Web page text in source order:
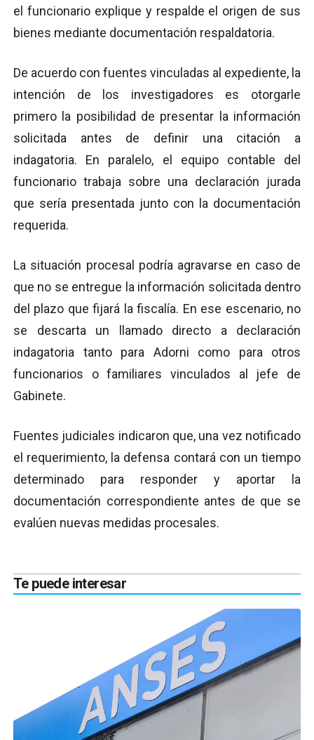
el funcionario explique y respalde el origen de sus
bienes mediante documentación respaldatoria.
De acuerdo con fuentes vinculadas al expediente, la
intención de los investigadores es otorgarle
primero la posibilidad de presentar la información
solicitada antes de definir una citación a
indagatoria. En paralelo, el equipo contable del
funcionario trabaja sobre una declaración jurada
que sería presentada junto con la documentación
requerida.
La situación procesal podría agravarse en caso de
que no se entregue la información solicitada dentro
del plazo que fijará la fiscalía. En ese escenario, no
se descarta un llamado directo a declaración
indagatoria tanto para Adorni como para otros
funcionarios o familiares vinculados al jefe de
Gabinete.
Fuentes judiciales indicaron que, una vez notificado
el requerimiento, la defensa contará con un tiempo
determinado para responder y aportar la
documentación correspondiente antes de que se
evalúen nuevas medidas procesales.
Te puede interesar